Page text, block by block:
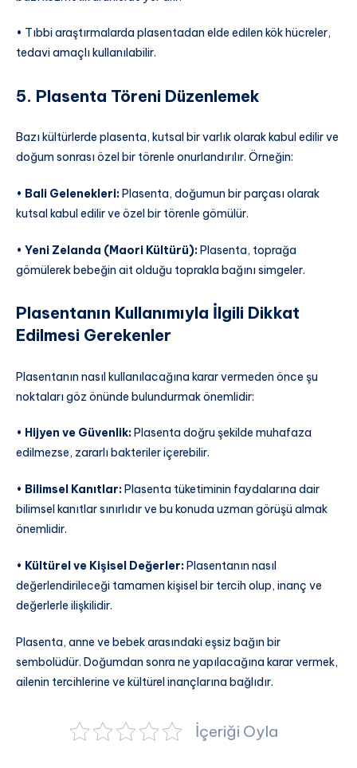
• Tıbbi araştırmalarda plasentadan elde edilen kök hücreler,
tedavi amaçlı kullanılabilir.
5. Plasenta Töreni Düzenlemek
Bazı kültürlerde plasenta, kutsal bir varlık olarak kabul edilir ve
doğum sonrası özel bir törenle onurlandırılır. Örneğin:
• Bali Gelenekleri:Plasenta, doğumun bir parçası olarak
kutsal kabul edilir ve özel bir törenle gömülür.
• Yeni Zelanda (Maori Kültürü):Plasenta, toprağa
gömülerek bebeğin ait olduğu toprakla bağını simgeler.
Plasentanın Kullanımıyla İlgili Dikkat
Edilmesi Gerekenler
Plasentanın nasıl kullanılacağına karar vermeden önce şu
noktaları göz önünde bulundurmak önemlidir:
• Hijyen ve Güvenlik: Plasenta doğru şekilde muhafaza
edilmezse, zararlı bakteriler içerebilir.
• Bilimsel Kanıtlar:Plasenta tüketiminin faydalarına dair
bilimsel kanıtlar sınırlıdır ve bu konuda uzman görüşü almak
önemlidir.
• Kültürel ve Kişisel Değerler:Plasentanın nasıl
değerlendirileceği tamamen kişisel bir tercih olup, inanç ve
değerlerle ilişkilidir.
Plasenta, anne ve bebek arasındaki eşsiz bağın bir
sembolüdür. Doğumdan sonra ne yapılacağına karar vermek,
ailenin tercihlerine ve kültürel inançlarına bağlıdır.
İçeriği Oyla